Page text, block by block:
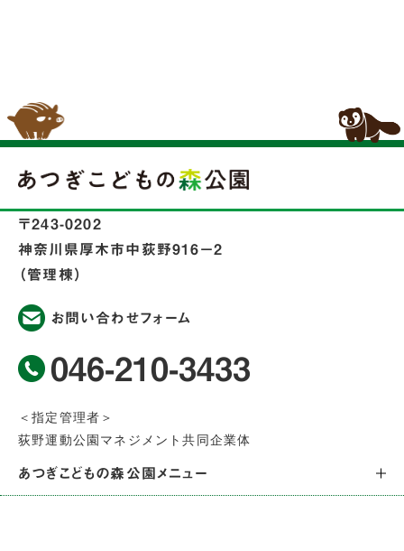
〒243-0202
神奈川県厚木市中荻野916−2
（管理棟）
お問い合わせフォーム
046-210-3433
＜指定管理者＞
荻野運動公園マネジメント共同企業体
あつぎこどもの森公園メニュー